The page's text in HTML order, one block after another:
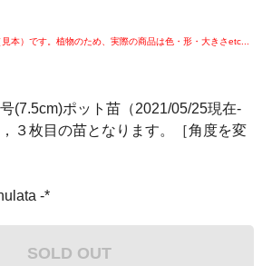
本）です。植物のため、実際の商品は色・形・大きさetc...
(7.5cm)ポット苗（2021/05/25現在-
３枚目の苗となります。［角度を変
-*
SOLD OUT